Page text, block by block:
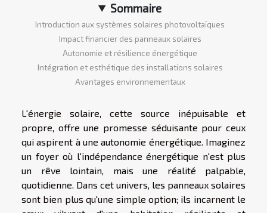
Sommaire
Introduction aux systèmes solaires photovoltaïques
Impact financier des panneaux solaires
Autonomie et résilience énergétique
Intégration et esthétique des installations solaires
Avantages environnementaux
L'énergie solaire, cette source inépuisable et
propre, offre une promesse séduisante pour ceux
qui aspirent à une autonomie énergétique. Imaginez
un foyer où l'indépendance énergétique n'est plus
un rêve lointain, mais une réalité palpable,
quotidienne. Dans cet univers, les panneaux solaires
sont bien plus qu'une simple option; ils incarnent le